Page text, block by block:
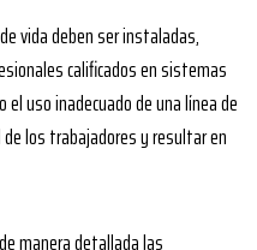
vida deben ser instaladas,
calificados en sistemas
uso inadecuado de una línea de
los trabajadores y resultar en
manera detallada las